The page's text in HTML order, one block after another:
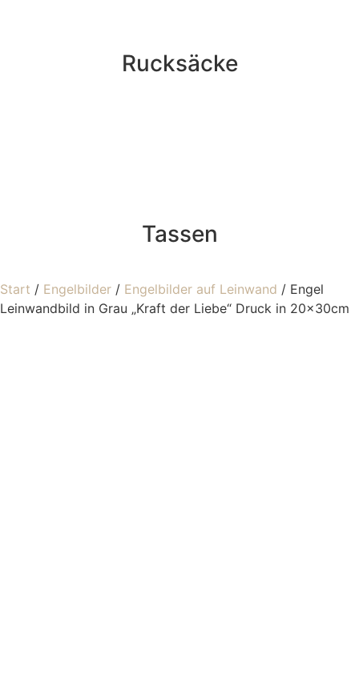
Rucksäcke
Tassen
Start / Engelbilder / Engelbilder auf Leinwand / Engel
Leinwandbild in Grau „Kraft der Liebe“ Druck in 20x30cm